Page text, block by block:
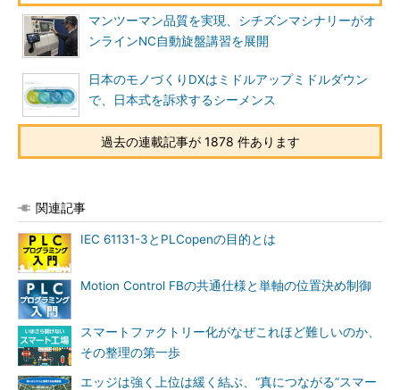
マンツーマン品質を実現、シチズンマシナリーがオ
ンラインNC自動旋盤講習を展開
日本のモノづくりDXはミドルアップミドルダウン
で、日本式を訴求するシーメンス
過去の連載記事が 1878 件あります
関連記事
IEC 61131-3とPLCopenの目的とは
Motion Control FBの共通仕様と単軸の位置決め制御
スマートファクトリー化がなぜこれほど難しいのか、
その整理の第一歩
エッジは強く上位は緩く結ぶ、“真につながる”スマー